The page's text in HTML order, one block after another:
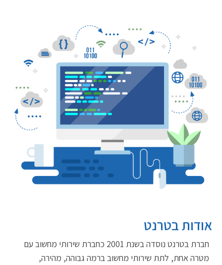
אודות בטרנט
חברת בטרנט נוסדה בשנת 2001 כחברת שירותי מחשוב עם
מטרה אחת, לתת שירותי מחשוב ברמה גבוהה, מהירה,